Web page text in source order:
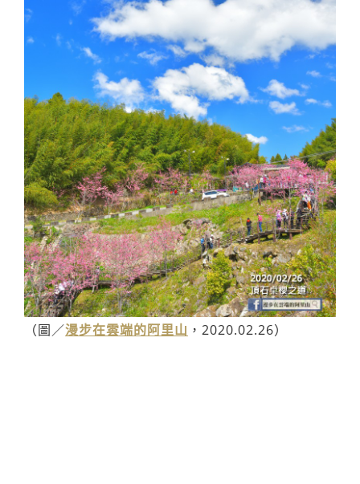
（圖／漫步在雲端的阿里山 ，2020.02.26）